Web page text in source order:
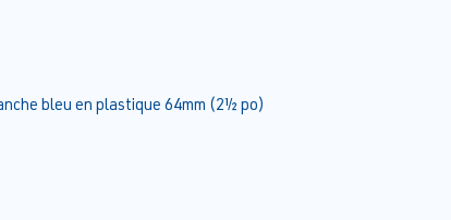
bleu en plastique 64mm (2½ po)